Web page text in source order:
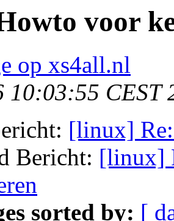
voor
op xs4all.nl
10:03:55 CEST
[linux]
Bericht: [linux]
sorted by: [